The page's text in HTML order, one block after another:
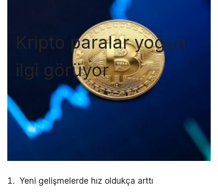
Kripto paralar yoğun
ilgi görüyor
Yeni gelişmelerde hız oldukça arttı